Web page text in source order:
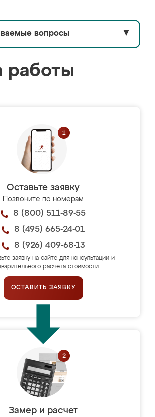
вопросы ▼
работы
Оставьте заявку
Позвоните по номерам
8 (800) 511-89-55
8 (495) 665-24-01
8 (926) 409-68-13
заявку на сайте для консультации и
расчёта стоимости.
ОСТАВИТЬ ЗАЯВКУ
Замер и расчет